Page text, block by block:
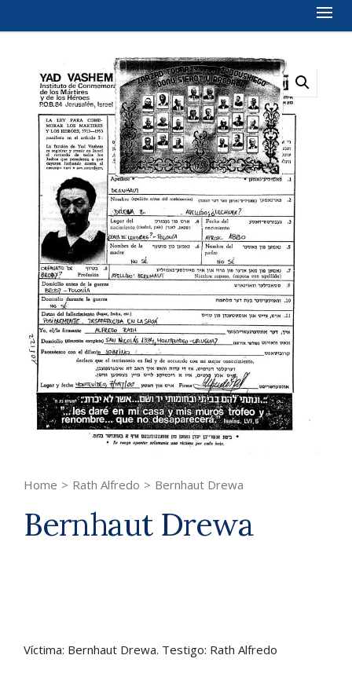
Home > Rath Alfredo > Bernhaut Drewa
Bernhaut Drewa
Víctima: Bernhaut Drewa. Testigo: Rath Alfredo